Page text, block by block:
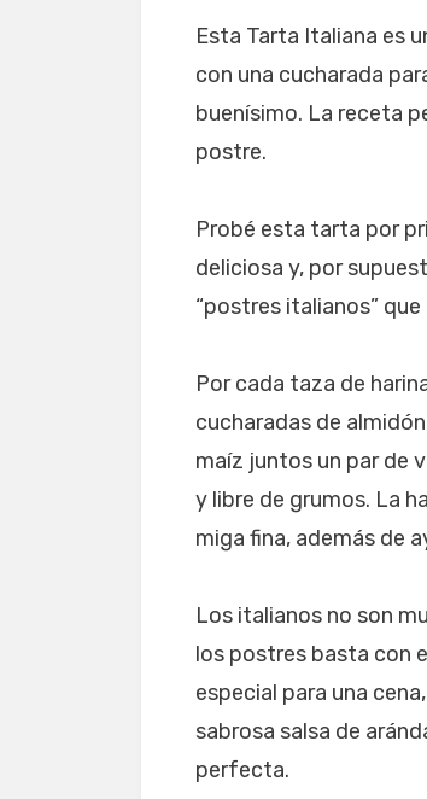
Esta Tarta Italiana es
con una cucharada
buenísimo. La receta
postre.
Probé esta tarta por
deliciosa y, por
“postres italianos”
Por cada taza de
cucharadas de
maíz juntos un par de
y libre de grumos. La
miga fina, además de
Los italianos no son
los postres basta con
especial para una
sabrosa salsa de
perfecta.